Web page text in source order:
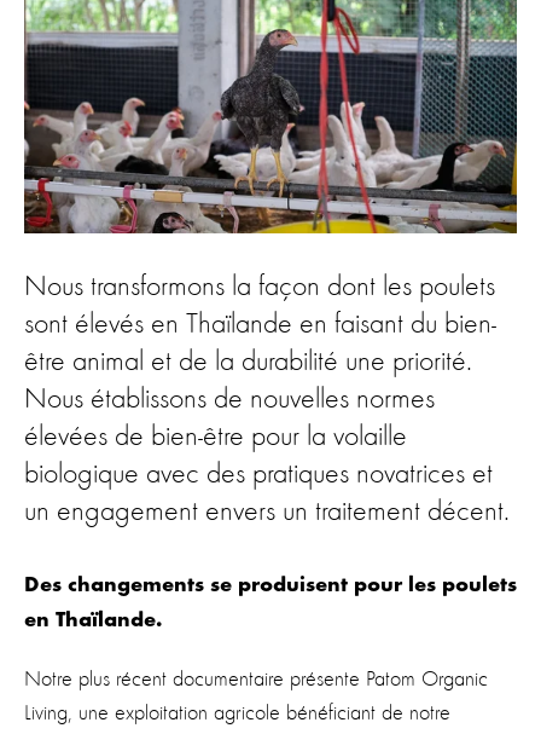
Nous transformons la façon dont les poulets
sont élevés en Thaïlande en faisant du bien-
être animal et de la durabilité une priorité.
Nous établissons de nouvelles normes
élevées de bien-être pour la volaille
biologique avec des pratiques novatrices et
un engagement envers un traitement décent.
Des changements se produisent pour les poulets
en Thaïlande.
Notre plus récent documentaire présente Patom Organic
Living, une exploitation agricole bénéficiant de notre